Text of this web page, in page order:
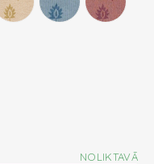
NOLIKTAVĀ